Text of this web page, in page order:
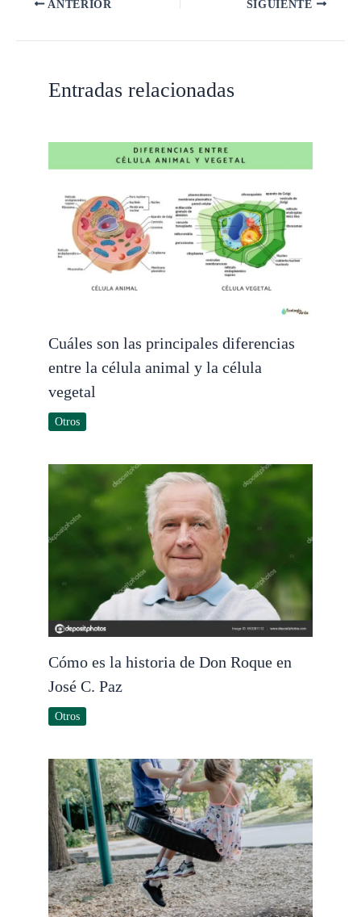
ANTERIOR SIGUIENTE
Entradas relacionadas
Cuáles son las principales diferencias
entre la célula animal y la célula
vegetal
Otros
Cómo es la historia de Don Roque en
José C. Paz
Otros